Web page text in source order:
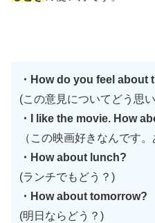
・How do you feel about
(この意見についてどう思
・I like the movie. How
（この映画好きなんです。
・How about lunch?
(ランチでもどう？)
・How about tomorrow?
(明日ならどう？)